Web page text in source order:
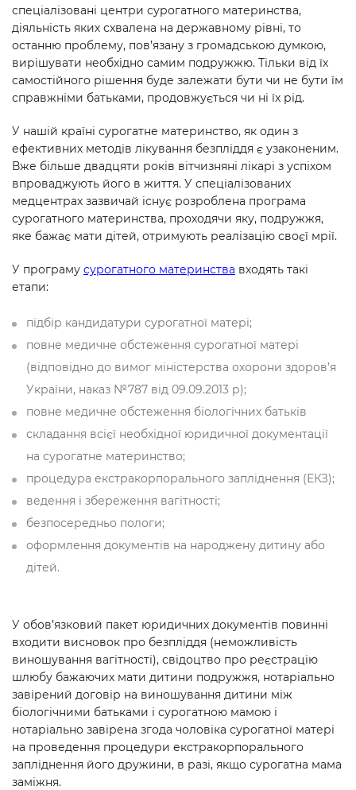
спеціалізовані центри сурогатного материнства,
діяльність яких схвалена на державному рівні, то
останню проблему, пов’язану з громадською думкою,
вирішувати необхідно самим подружжю. Тільки від їх
самостійного рішення буде залежати бути чи не бути їм
справжніми батьками, продовжується чи ні їх рід.
У нашій країні сурогатне материнство, як один з
ефективних методів лікування безпліддя є узаконеним.
Вже більше двадцяти років вітчизняні лікарі з успіхом
впроваджують його в життя. У спеціалізованих
медцентрах зазвичай існує розроблена програма
сурогатного материнства, проходячи яку, подружжя,
яке бажає мати дітей, отримують реалізацію своєї мрії.
У програму сурогатного материнства входять такі
етапи:
підбір кандидатури сурогатної матері;
повне медичне обстеження сурогатної матері
(відповідно до вимог міністерства охорони здоров’я
України, наказ №787 від 09.09.2013 р);
повне медичне обстеження біологічних батьків
складання всієї необхідної юридичної документації
на сурогатне материнство;
процедура екстракорпорального запліднення (ЕКЗ);
ведення і збереження вагітності;
безпосередньо пологи;
оформлення документів на народжену дитину або
дітей.
У обов’язковий пакет юридичних документів повинні
входити висновок про безпліддя (неможливість
виношування вагітності), свідоцтво про реєстрацію
шлюбу бажаючих мати дитини подружжя, нотаріально
завірений договір на виношування дитини між
біологічними батьками і сурогатною мамою і
нотаріально завірена згода чоловіка сурогатної матері
на проведення процедури екстракорпорального
запліднення його дружини, в разі, якщо сурогатна мама
заміжня.